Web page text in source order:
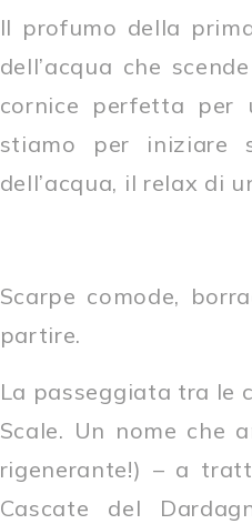
Il profumo della
dell’acqua che
cornice perfetta per
stiamo per iniziare
dell’acqua, il relax di
Scarpe comode,
partire.
La passeggiata tra le
Scale. Un nome che
rigenerante!) – a
Cascate del